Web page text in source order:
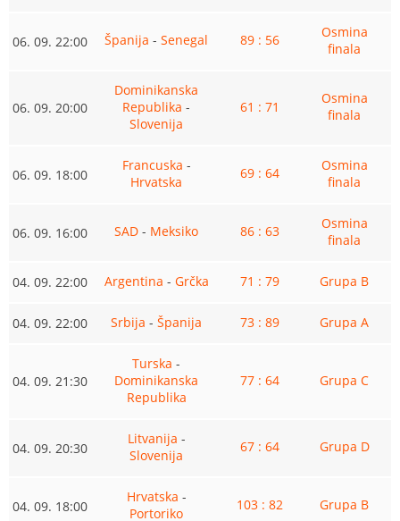
06. 09. 22:00 Španija - Senegal 89 : 56
Osmina
finala
06. 09. 20:00
Dominikanska
Republika -
Slovenija
61 : 71
Osmina
finala
06. 09. 18:00
Francuska -
Hrvatska
69 : 64
Osmina
finala
06. 09. 16:00 SAD - Meksiko 86 : 63
Osmina
finala
04. 09. 22:00 Argentina - Grčka 71 : 79 Grupa B
04. 09. 22:00 Srbija - Španija 73 : 89 Grupa A
04. 09. 21:30
Turska -
Dominikanska
Republika
77 : 64 Grupa C
04. 09. 20:30
Litvanija -
Slovenija
67 : 64 Grupa D
04. 09. 18:00
Hrvatska -
Portoriko
103 : 82 Grupa B